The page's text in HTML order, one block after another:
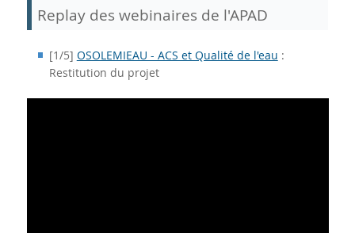
Replay des webinaires de l'APAD
[1/5] OSOLEMIEAU - ACS et Qualité de l'eau :
Restitution du projet